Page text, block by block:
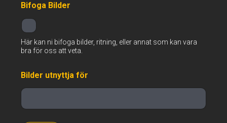
n
e
s
n
m
e
Bifoga Bilder
Här kan ni bifoga bilder, ritning, eller annat som kan vara
bra för oss att veta.
Bilder utnyttja för